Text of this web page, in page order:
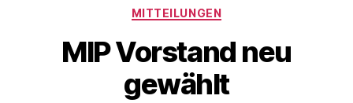
Männer
Kategorien
MITTEILUNGEN
MIP Vorstand neu
gewählt